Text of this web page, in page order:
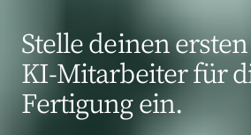
Stelle deinen ersten
KI‑Mitarbeiter für
Fertigung ein.